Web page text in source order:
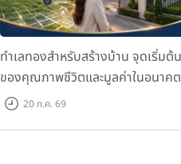
ทำเลทองสำหรับสร้างบ้าน จุดเริ่มต้น
ของคุณภาพชีวิตและมูลค่าในอนาคต
20 ก.ค. 69